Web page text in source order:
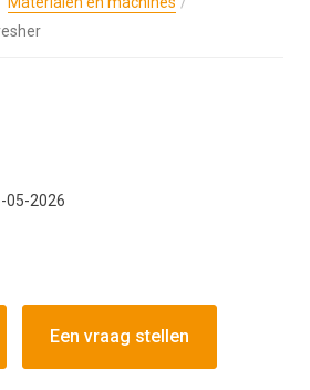
05-2026
Een vraag stellen